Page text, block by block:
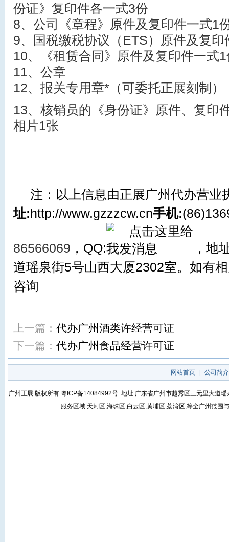
份证》复印件各一式3份
8、公司《章程》原件及复印件一式1
9、国税缴税协议（ETS）原件及复印
10、《租赁合同》原件及复印件一式
11、公章
12、报关专用章*（可委托正展刻制）
13、核销员的《身份证》原件、复印
相片1张
注：以上信息由正展广州代办营业
址:http://www.gzzzcw.cn手机:
86566069 ，QQ: ， 地
道瑶泉街5号山西大厦2302室。 如有
咨询
上一篇： 代办广州酒类许经营可证
下一篇： 代办广州食品经营许可证
网站首页 公司简介
广州正展 版权所有 粤ICP备14084992号 地址:广东省广州市越秀区三元里大道
服务区域:天河区,海珠区,白云区,黄埔区,荔湾区,等全广州范围与